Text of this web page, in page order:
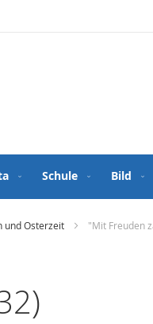
Schule Bild
und Osterzeit "Mit Freuden